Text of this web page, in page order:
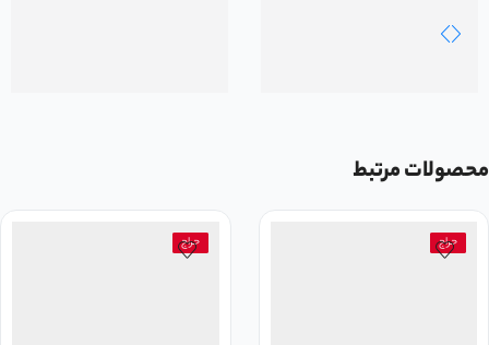
محصولات مرتبط
حراج حراج